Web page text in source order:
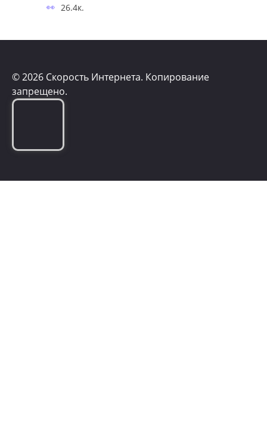
26.4к.
© 2026 Скорость Интернета. Копирование
запрещено.